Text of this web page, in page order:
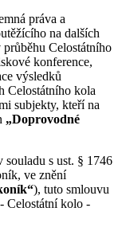
práva a
na dalších
Celostátního
konference,
výsledků
Celostátního kola
subjekty, kteří na
„Doprovodné
souladu s ust. § 1746
ve znění
), tuto smlouvu
Celostátní kolo -